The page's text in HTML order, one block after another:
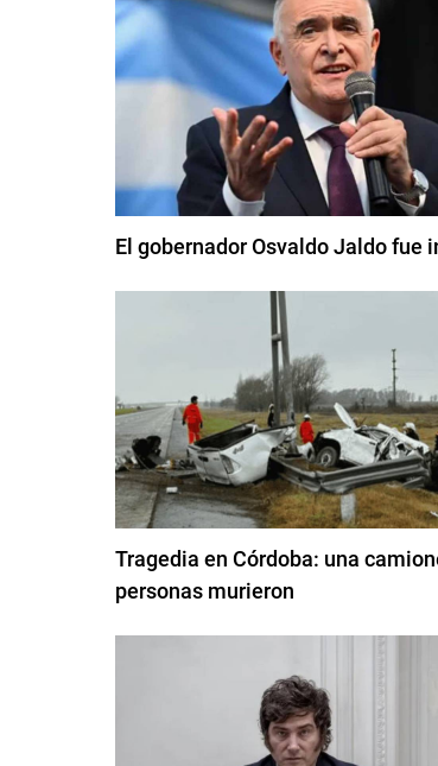
El gobernador Osvaldo Jaldo
Tragedia en Córdoba: una
personas murieron